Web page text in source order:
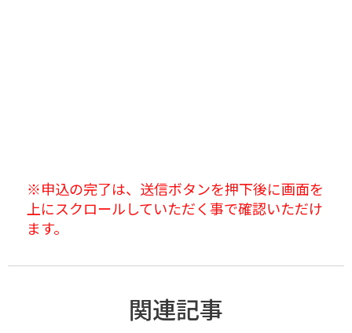
※申込の完了は、送信ボタンを押下後に画面を
上にスクロールしていただく事で確認いただけ
ます。
関連記事